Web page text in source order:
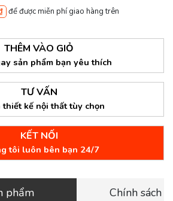
để được miễn phí giao hàng trên
THÊM VÀO GIỎ
sản phẩm bạn yêu thích
TƯ VẤN
thiết kế nội thất tùy chọn
KẾT NỐI
tôi luôn bên bạn 24/7
phẩm Chính sách